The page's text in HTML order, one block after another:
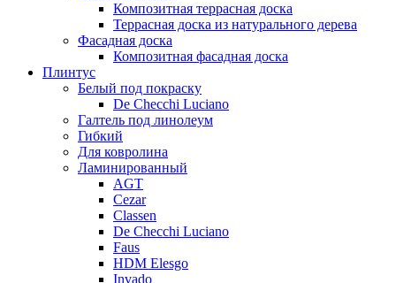
Композитная террасная доска
Террасная доска из натурального дерева
Фасадная доска
Композитная фасадная доска
Плинтус
Белый под покраску
De Checchi Luciano
Галтель под линолеум
Гибкий
Для ковролина
Ламинированный
AGT
Cezar
Classen
De Checchi Luciano
Faus
HDM Elesgo
Invado